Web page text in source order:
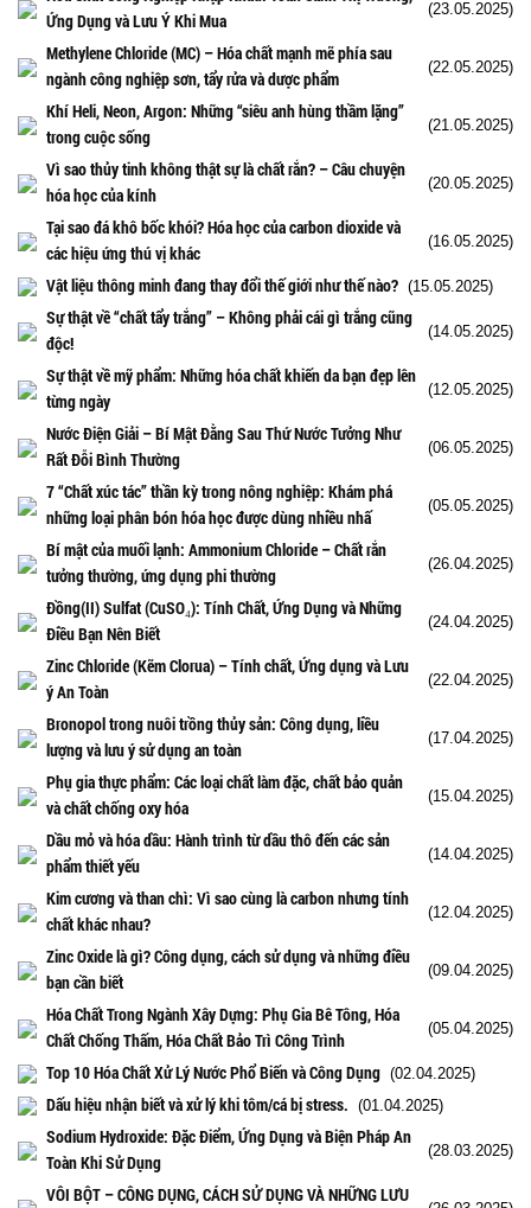
Ứng Dụng và Lưu Ý Khi Mua
(23.05.2025)
Methylene Chloride (MC) – Hóa chất mạnh mẽ phía sau
ngành công nghiệp sơn, tẩy rửa và dược phẩm
(22.05.2025)
Khí Heli, Neon, Argon: Những “siêu anh hùng thầm lặng”
trong cuộc sống
(21.05.2025)
Vì sao thủy tinh không thật sự là chất rắn? – Câu chuyện
hóa học của kính
(20.05.2025)
Tại sao đá khô bốc khói? Hóa học của carbon dioxide và
các hiệu ứng thú vị khác
(16.05.2025)
Vật liệu thông minh đang thay đổi thế giới như thế nào? (15.05.2025)
Sự thật về “chất tẩy trắng” – Không phải cái gì trắng cũng
độc!
(14.05.2025)
Sự thật về mỹ phẩm: Những hóa chất khiến da bạn đẹp lên
từng ngày
(12.05.2025)
Nước Điện Giải – Bí Mật Đằng Sau Thứ Nước Tưởng Như
Rất Đỗi Bình Thường
(06.05.2025)
7 “Chất xúc tác” thần kỳ trong nông nghiệp: Khám phá
những loại phân bón hóa học được dùng nhiều nhấ
(05.05.2025)
Bí mật của muối lạnh: Ammonium Chloride – Chất rắn
tưởng thường, ứng dụng phi thường
(26.04.2025)
Đồng(II) Sulfat (CuSO₄): Tính Chất, Ứng Dụng và Những
Điều Bạn Nên Biết
(24.04.2025)
Zinc Chloride (Kẽm Clorua) – Tính chất, Ứng dụng và Lưu
ý An Toàn
(22.04.2025)
Bronopol trong nuôi trồng thủy sản: Công dụng, liều
lượng và lưu ý sử dụng an toàn
(17.04.2025)
Phụ gia thực phẩm: Các loại chất làm đặc, chất bảo quản
và chất chống oxy hóa
(15.04.2025)
Dầu mỏ và hóa dầu: Hành trình từ dầu thô đến các sản
phẩm thiết yếu
(14.04.2025)
Kim cương và than chì: Vì sao cùng là carbon nhưng tính
chất khác nhau?
(12.04.2025)
Zinc Oxide là gì? Công dụng, cách sử dụng và những điều
bạn cần biết
(09.04.2025)
Hóa Chất Trong Ngành Xây Dựng: Phụ Gia Bê Tông, Hóa
Chất Chống Thấm, Hóa Chất Bảo Trì Công Trình
(05.04.2025)
Top 10 Hóa Chất Xử Lý Nước Phổ Biến và Công Dụng (02.04.2025)
Dấu hiệu nhận biết và xử lý khi tôm/cá bị stress. (01.04.2025)
Sodium Hydroxide: Đặc Điểm, Ứng Dụng và Biện Pháp An
Toàn Khi Sử Dụng
(28.03.2025)
VÔI BỘT – CÔNG DỤNG, CÁCH SỬ DỤNG VÀ NHỮNG LƯU